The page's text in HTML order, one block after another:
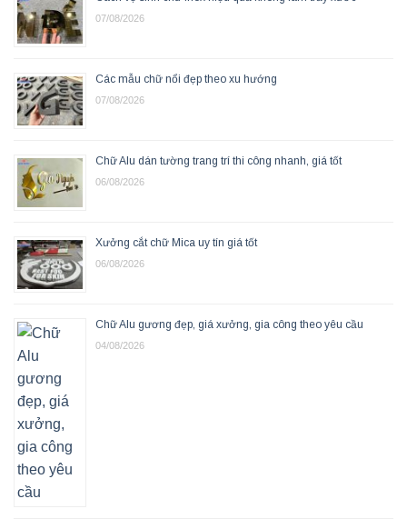
07/08/2026
Các mẫu chữ nổi đẹp theo xu hướng
07/08/2026
Chữ Alu dán tường trang trí thi công nhanh, giá tốt
06/08/2026
Xưởng cắt chữ Mica uy tín giá tốt
06/08/2026
Chữ Alu gương đẹp, giá xưởng, gia công theo yêu cầu
04/08/2026